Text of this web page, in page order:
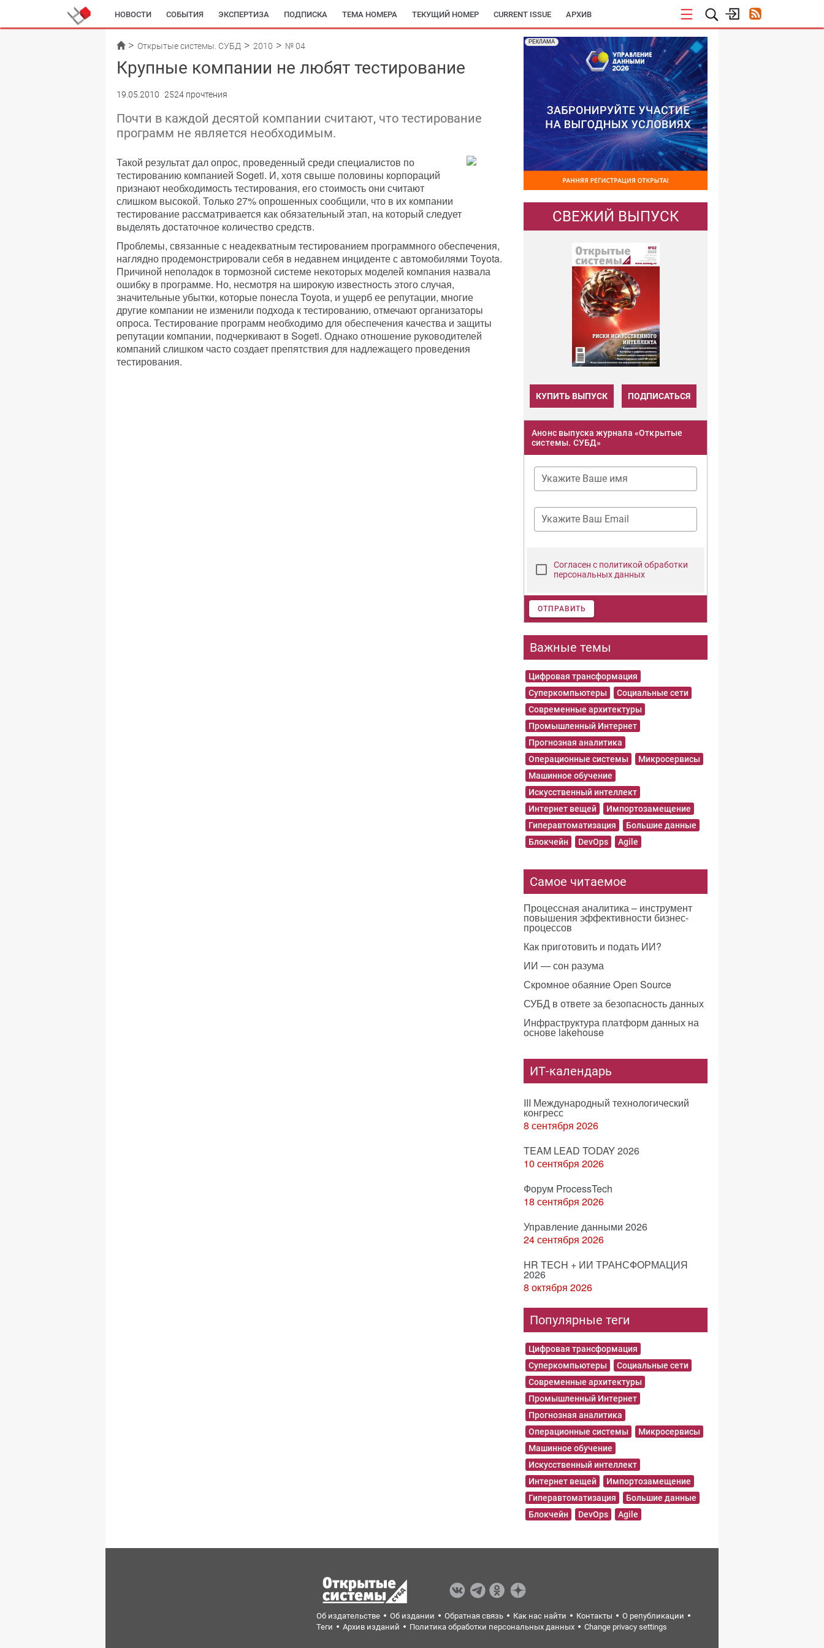
НОВОСТИ СОБЫТИЯ ЭКСПЕРТИЗА ПОДПИСКА ТЕМА НОМЕРА ТЕКУЩИЙ НОМЕР CURRENT ISSUE АРХИВ
Открытые системы. СУБД 2010 № 04
Крупные компании не любят тестирование
19.05.2010 2524 прочтения
Почти в каждой десятой компании считают, что тестирование
программ не является необходимым.
Такой результат дал опрос, проведенный среди специалистов по
тестированию компанией Sogeti. И, хотя свыше половины корпораций
признают необходимость тестирования, его стоимость они считают
слишком высокой. Только 27% опрошенных сообщили, что в их компании
тестирование рассматривается как обязательный этап, на который следует
выделять достаточное количество средств.
Проблемы, связанные с неадекватным тестированием программного обеспечения,
наглядно продемонстрировали себя в недавнем инциденте с автомобилями Toyota.
Причиной неполадок в тормозной системе некоторых моделей компания назвала
ошибку в программе. Но, несмотря на широкую известность этого случая,
значительные убытки, которые понесла Toyota, и ущерб ее репутации, многие
другие компании не изменили подхода к тестированию, отмечают организаторы
опроса. Тестирование программ необходимо для обеспечения качества и защиты
репутации компании, подчеркивают в Sogeti. Однако отношение руководителей
компаний слишком часто создает препятствия для надлежащего проведения
тестирования.
РЕКЛАМА
СВЕЖИЙ ВЫПУСК
КУПИТЬ ВЫПУСК ПОДПИСАТЬСЯ
Анонс выпуска журнала «Открытые
системы. СУБД»
Укажите Ваше имя
Укажите Ваш Email
Согласен с политикой обработки
персональных данных
ОТПРАВИТЬ
Важные темы
Цифровая трансформация
Суперкомпьютеры
Социальные сети
Современные архитектуры
Промышленный Интернет
Прогнозная аналитика
Операционные системы
Микросервисы
Машинное обучение
Искусственный интеллект
Интернет вещей
Импортозамещение
Гиперавтоматизация
Большие данные
Блокчейн
DevOps Agile
Самое читаемое
Процессная аналитика – инструмент
повышения эффективности бизнес-
процессов
Как приготовить и подать ИИ?
ИИ — сон разума
Скромное обаяние Open Source
СУБД в ответе за безопасность данных
Инфраструктура платформ данных на
основе lakehouse
ИТ-календарь
III Международный технологический
конгресс
8 сентября 2026
TEAM LEAD TODAY 2026
10 сентября 2026
Форум ProcessTech
18 сентября 2026
Управление данными 2026
24 сентября 2026
HR TECH + ИИ ТРАНСФОРМАЦИЯ
2026
8 октября 2026
Популярные теги
Цифровая трансформация
Суперкомпьютеры
Социальные сети
Современные архитектуры
Промышленный Интернет
Прогнозная аналитика
Операционные системы
Микросервисы
Машинное обучение
Искусственный интеллект
Интернет вещей
Импортозамещение
Гиперавтоматизация
Большие данные
Блокчейн
DevOps Agile
Об издательстве Об издании Обратная связь Как нас найти Контакты
О републикации
Теги
Архив изданий Политика обработки персональных данных Change privacy settings